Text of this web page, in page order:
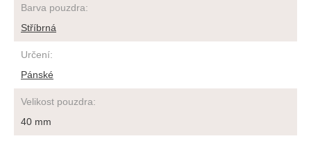
Barva pouzdra:
Stříbrná
Určení:
Pánské
Velikost pouzdra:
40 mm